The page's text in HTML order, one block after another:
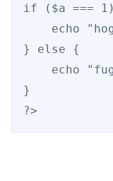
if ($a ===
echo
} else {
echo
}
?>